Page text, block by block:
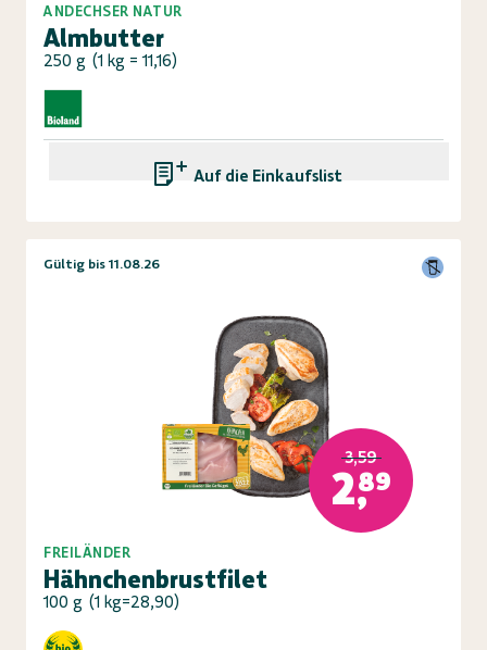
ANDECHSER NATUR
Almbutter
250 g (1 kg = 11,16)
Auf die Einkaufsliste
Gültig bis 11.08.26
3,59
2,89
FREILÄNDER
Hähnchenbrustfilet
100 g (1 kg=28,90)